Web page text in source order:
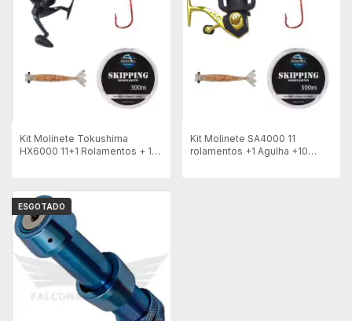
Kit Molinete Tokushima
HX6000 11+1 Rolamentos + 10
Kit Molinete SA4000 11
rolamentos +1 Agulha +10
ESGOTADO